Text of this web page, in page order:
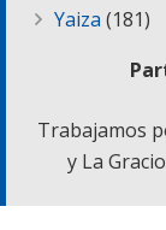
Yaiza (181)
Trabajamos
y La